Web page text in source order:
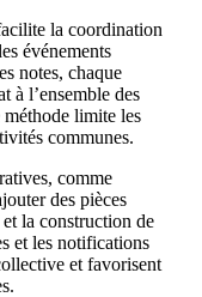
la coordination
événements
notes, chaque
à l’ensemble des
méthode limite les
communes.
comme
des pièces
et la construction de
et les notifications
et favorisent